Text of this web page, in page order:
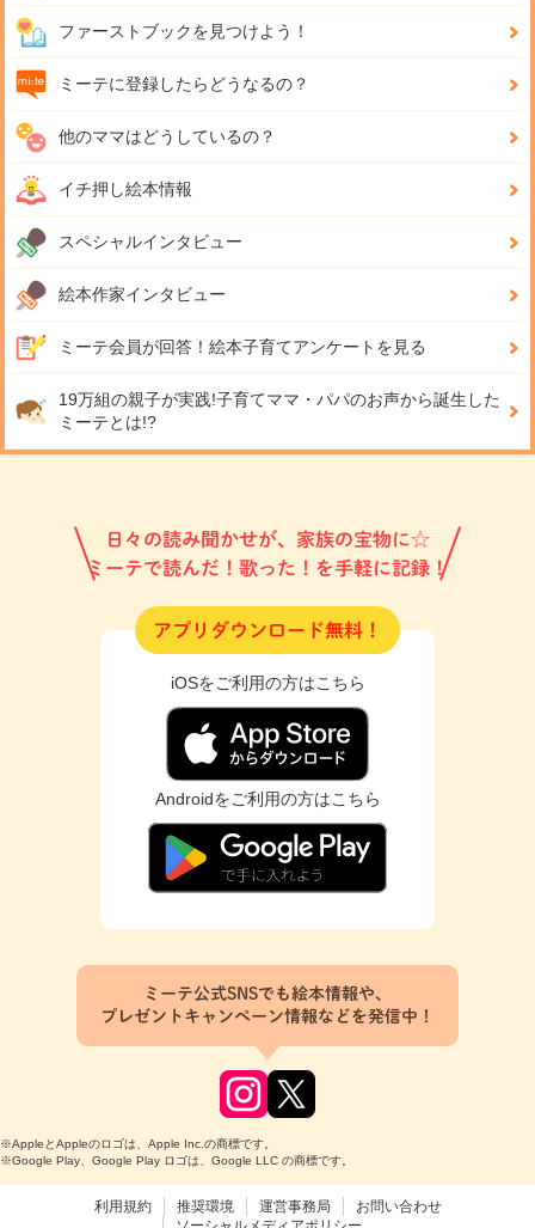
ファーストブックを見つけよう！
ミーテに登録したらどうなるの？
他のママはどうしているの？
イチ押し絵本情報
スペシャルインタビュー
絵本作家インタビュー
ミーテ会員が回答！ 絵本子育てアンケートを見る
19万組の親子が実践!子育てママ・パパのお声から誕生した
ミーテとは!?
日々の読み聞かせが、家族の宝物に☆
ミーテで読んだ！歌った！を手軽に記録！
アプリダウンロード無料！
iOSをご利用の方はこちら
Androidをご利用の方はこちら
ミーテ公式SNSでも絵本情報や、
プレゼントキャンペーン情報などを発信中！
※AppleとAppleのロゴは、Apple Inc.の商標です。
※Google Play、Google Play ロゴは、Google LLC の商標です。
利用規約 推奨環境 運営事務局
お問い合わせ